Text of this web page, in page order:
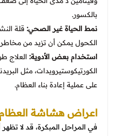
بالكسور.
نمط الحياة غير الصحي:قلة
الكحول يمكن أن تزيد من مخاطر
استخدام بعض الأدوية:العلاج
الكورتيكوستيرويدات، مثل
على عملية إعادة بناء العظام.
اعراض هشاشة
في المراحل المبكرة، قد لا